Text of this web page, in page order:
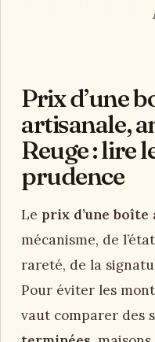
Prix d’une
artisanale,
Reuge : lire
prudence
Le prix d’une boîte
mécanisme, de
rareté, de la
Pour éviter les
vaut comparer des